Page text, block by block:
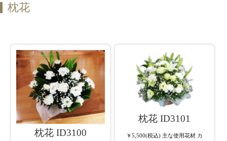
枕花
枕花 ID3100
枕花 ID3101
￥5,500(税込) 主な使用花材 カ